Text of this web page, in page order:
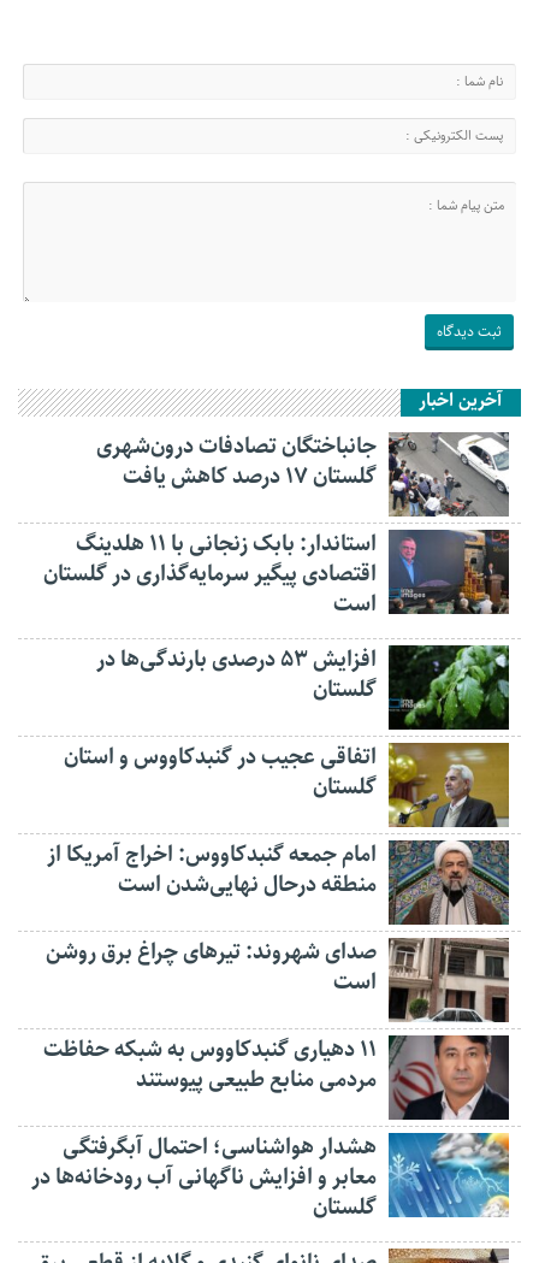
آخرین اخبار
جانباختگان تصادفات درون‌شهری
گلستان ۱۷ درصد کاهش یافت
استاندار: بابک زنجانی با ۱۱ هلدینگ
اقتصادی پیگیر سرمایه‌گذاری در گلستان
است
افزایش ۵۳ درصدی بارندگی‌ها در
گلستان
اتفاقی عجیب در‌ گنبدکاووس و استان
گلستان
امام جمعه گنبدکاووس: اخراج آمریکا از
منطقه درحال نهایی‌شدن است
صدای شهروند: تیرهای چراغ برق روشن
است
۱۱ دهیاری گنبدکاووس به شبکه حفاظت
مردمی منابع طبیعی پیوستند
هشدار هواشناسی؛ احتمال آبگرفتگی
معابر و افزایش ناگهانی آب رودخانه‌ها در
گلستان